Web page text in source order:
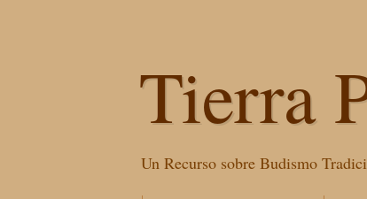
Tierra
Un Recurso sobre Budismo